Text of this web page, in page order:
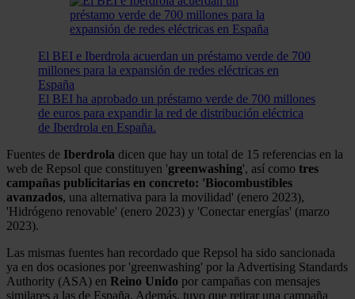
El BEI e Iberdrola acuerdan un préstamo verde de 700
millones para la expansión de redes eléctricas en
España
El BEI ha aprobado un préstamo verde de 700 millones
de euros para expandir la red de distribución eléctrica
de Iberdrola en España.
Fuentes de Iberdrola dicen que hay un total de 15 referencias en la
web de Repsol que constituyen 'greenwashing', así como tres
campañas publicitarias en concreto: 'Biocombustibles
avanzados, una alternativa para la movilidad' (enero 2023),
'Hidrógeno renovable' (enero 2023) y 'Conectar energías' (marzo
2023).
Las mismas fuentes han recordado que Repsol ha sido sancionada
ya en dos ocasiones por 'greenwashing' por la Advertising Standards
Authority (ASA) en Reino Unido por campañas con mensajes
similares a las de España. Además, tuvo que retirar una campaña